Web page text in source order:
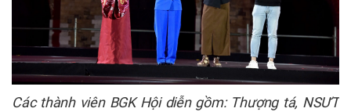
Các thành viên BGK Hội diễn gồm: Thượng tá, NSƯT